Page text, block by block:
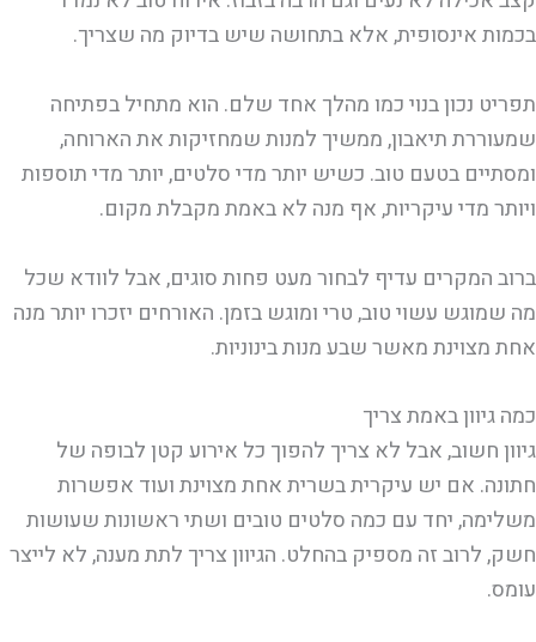
בכמות אינסופית, אלא בתחושה שיש בדיוק מה שצריך.
תפריט נכון בנוי כמו מהלך אחד שלם. הוא מתחיל בפתיחה
שמעוררת תיאבון, ממשיך למנות שמחזיקות את הארוחה,
ומסתיים בטעם טוב. כשיש יותר מדי סלטים, יותר מדי תוספות
ויותר מדי עיקריות, אף מנה לא באמת מקבלת מקום.
ברוב המקרים עדיף לבחור מעט פחות סוגים, אבל לוודא שכל
מה שמוגש עשוי טוב, טרי ומוגש בזמן. האורחים יזכרו יותר מנה
אחת מצוינת מאשר שבע מנות בינוניות.
כמה גיוון באמת צריך
גיוון חשוב, אבל לא צריך להפוך כל אירוע קטן לבופה של
חתונה. אם יש עיקרית בשרית אחת מצוינת ועוד אפשרות
משלימה, יחד עם כמה סלטים טובים ושתי ראשונות שעושות
חשק, לרוב זה מספיק בהחלט. הגיוון צריך לתת מענה, לא לייצר
עומס.